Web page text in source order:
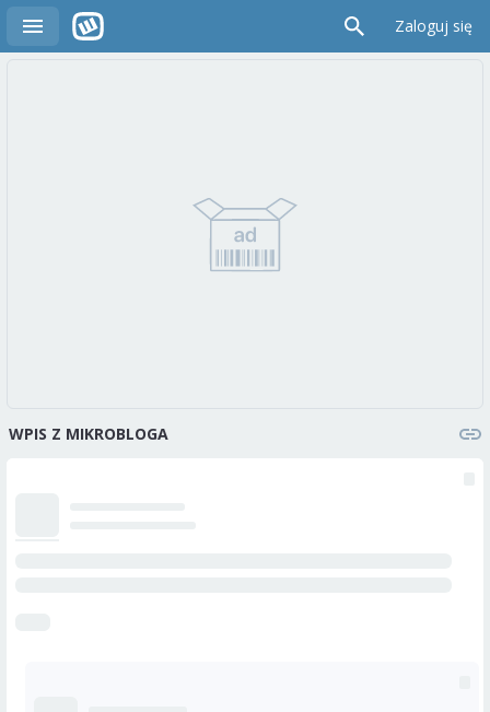
Zaloguj się
WPIS Z MIKROBLOGA